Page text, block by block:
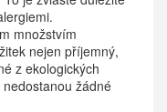
množstvím
nejen příjemný,
z ekologických
žádné